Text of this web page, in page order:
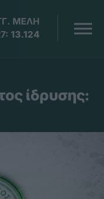
ΜΕΛΗ
13.124
ίδρυσης: